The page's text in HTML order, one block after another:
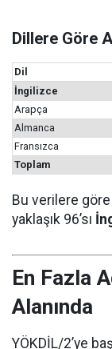
Dillere Göre
Dil
İngilizce
Arapça
Almanca
Fransızca
Toplam
Bu verilere göre
yaklaşık 96’sı
En Fazla
Alanında
YÖKDİL/2’ye